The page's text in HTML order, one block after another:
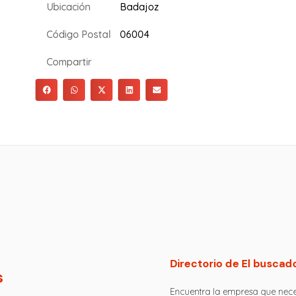
Ubicación Badajoz
Código Postal 06004
Compartir
Directorio de El
Encuentra la empresa que